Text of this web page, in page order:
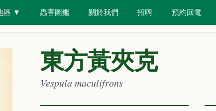
區 ▼ 蟲害圖鑑 關於我們 招聘 預約回電
房屋類型
東方黃夾克
Vespula maculifrons